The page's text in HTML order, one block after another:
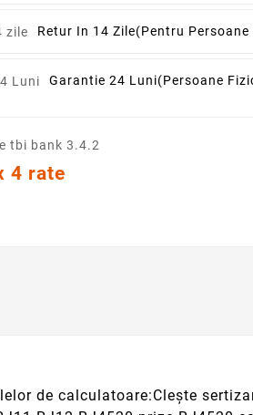
Retur In 14 Zile(pentru Persoane
Garantie 24 Luni(persoane
4 rate
de calculatoare:Clește